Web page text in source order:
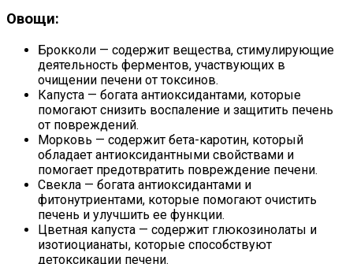
Овощи:
Брокколи — содержит вещества, стимулирующие
деятельность ферментов, участвующих в
очищении печени от токсинов.
Капуста — богата антиоксидантами, которые
помогают снизить воспаление и защитить печень
от повреждений.
Морковь — содержит бета-каротин, который
обладает антиоксидантными свойствами и
помогает предотвратить повреждение печени.
Свекла — богата антиоксидантами и
фитонутриентами, которые помогают очистить
печень и улучшить ее функции.
Цветная капуста — содержит глюкозинолаты и
изотиоцианаты, которые способствуют
детоксикации печени.